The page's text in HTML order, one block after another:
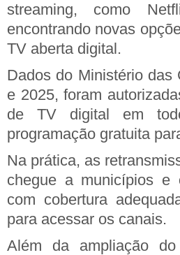
streaming, como
encontrando novas
TV aberta digital.
Dados do Ministério das
e 2025, foram
de TV digital em
programação gratuita
Na prática, as
chegue a municípios e
com cobertura
para acessar os canais.
Além da ampliação